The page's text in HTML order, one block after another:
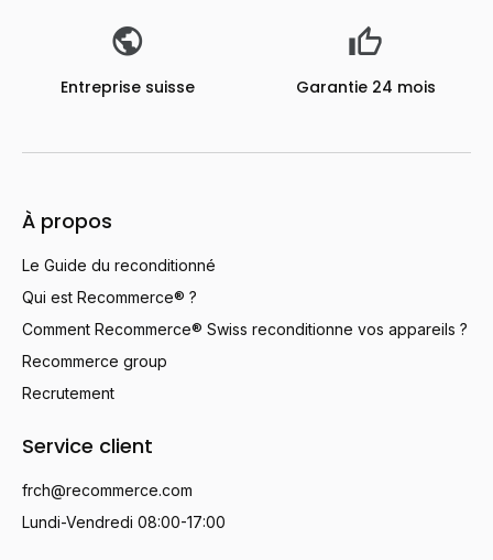
Entreprise suisse Garantie 24 mois
À propos
Le Guide du reconditionné
Qui est Recommerce® ?
Comment Recommerce® Swiss reconditionne vos appareils ?
Recommerce group
Recrutement
Service client
frch@recommerce.com
Lundi-Vendredi 08:00-17:00